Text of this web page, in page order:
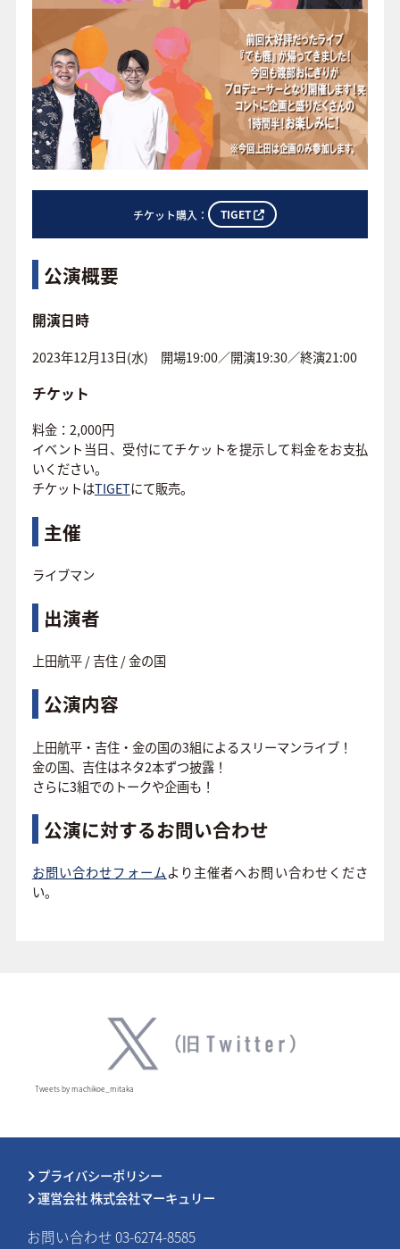
チケット購入： TIGET
公演概要
開演日時
2023年12月13日(水) 開場19:00／開演19:30／終演21:00
チケット
料金：2,000円
イベント当日、受付にてチケットを提示して料金をお支払
いください。
チケットはTIGETにて販売。
主催
ライブマン
出演者
上田航平 / 吉住 / 金の国
公演内容
上田航平・吉住・金の国の3組によるスリーマンライブ！
金の国、吉住はネタ2本ずつ披露！
さらに3組でのトークや企画も！
公演に対するお問い合わせ
お問い合わせフォームより主催者へお問い合わせくださ
い。
Tweets by machikoe_mitaka
プライバシーポリシー
運営会社 株式会社マーキュリー
お問い合わせ 03-6274-8585